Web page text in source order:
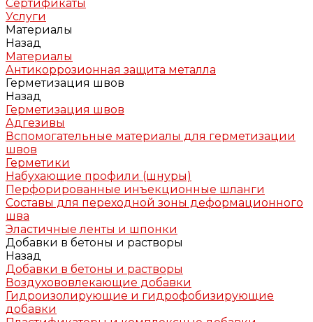
Сертификаты
Услуги
Материалы
Назад
Материалы
Антикоррозионная защита металла
Герметизация швов
Назад
Герметизация швов
Адгезивы
Вспомогательные материалы для герметизации
швов
Герметики
Набухающие профили (шнуры)
Перфорированные инъекционные шланги
Составы для переходной зоны деформационного
шва
Эластичные ленты и шпонки
Добавки в бетоны и растворы
Назад
Добавки в бетоны и растворы
Воздухововлекающие добавки
Гидроизолирующие и гидрофобизирующие
добавки